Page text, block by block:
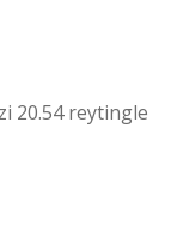
20.54 reytingle